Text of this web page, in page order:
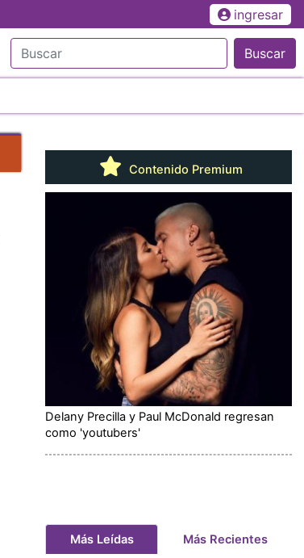
ingresar
Buscar
Contenido Premium
Delany Precilla y Paul McDonald regresan
como 'youtubers'
Más Leídas Más Recientes